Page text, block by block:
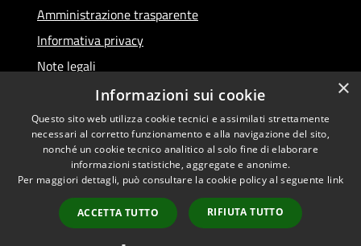
Amministrazione trasparente
Informativa privacy
Note legali
Dichiarazione di accessibilità
RSS
Accessibilità
Copyright © 2026 • Comune di
Municipium•
Accesso
redazione
×
Informazioni sui cookie
Questo sito web utilizza cookie tecnici e assimilati strettamente
necessari al corretto funzionamento e alla navigazione del sito,
nonché un cookie tecnico analitico al solo fine di elaborare
informazioni statistiche, aggregate e anonime.
Per maggiori dettagli, può consultare la cookie policy al seguente link
ACCETTA TUTTO RIFIUTA TUTTO